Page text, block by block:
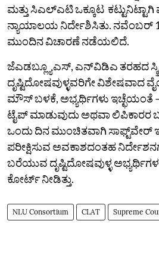
ಮತ್ತು ಸಿಎಲ್‌ಎಟಿ ಒಕ್ಕೂಟ ಕಟ್ಟುನಿಟ್ಟಾಗಿ
ನ್ಯಾಯಾಲಯ ನಿರ್ದೇಶಿಸಿತು. ನವೆಂಬರ್
ಮುಂದಿನ ವಿಚಾರಣೆ ನಡೆಯಲಿದೆ.
ಜೆಎಡಬ್ಲ್ಯೂಎಸ್‌, ಎನ್‌ವಿಡಿಎ ತರಹದ
ದೃಷ್ಟಿದೋಷವುಳ್ಳವರಿಗೇ ವಿಶೇಷವಾದ
ಮೌಸ್ ಬಳಕೆ, ಅಭ್ಯರ್ಥಿಗಳು ಇಚ್ಛೆಯಂತೆ –
ಟೈಪ್ ಮಾಡುವುದು ಅಥವಾ ಲಿಪಿಕಾರರ
ಒಂದು ದಿನ ಮುಂಚಿತವಾಗಿ ಸಾಫ್ಟ್‌ವೇರ್
ಪರೀಕ್ಷಿಸುವ ಅವಕಾಶದಂತಹ
ಬರೆಯುವ ದೃಷ್ಟಿದೋಷವುಳ್ಳ ಅಭ್ಯರ್ಥಿಗಳ
ಕೋರ್ಟ್‌ ನೀಡಿತ್ತು.
NLU Consortium CLAT Supreme